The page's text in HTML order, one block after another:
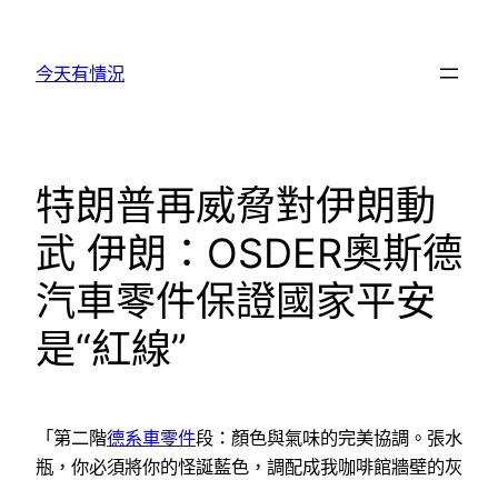
今天有情況
特朗普再威脅對伊朗動
武 伊朗：OSDER奧斯德
汽車零件保證國家平安
是“紅線”
「第二階德系車零件段：顏色與氣味的完美協調。張水
瓶，你必須將你的怪誕藍色，調配成我咖啡館牆壁的灰